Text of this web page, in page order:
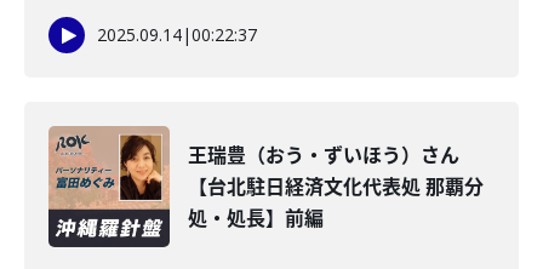
2025.09.14|00:22:37
王瑞豊（おう・ずいほう）さん
【台北駐日経済文化代表処 那覇分
処・処長】前編